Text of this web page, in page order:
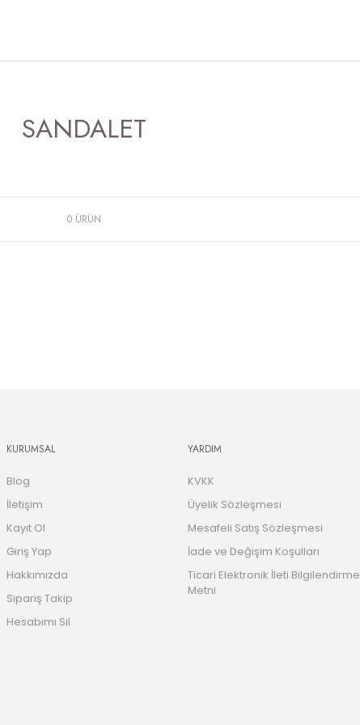
SANDALET
0 ÜRÜN
KURUMSAL
Blog
İletişim
Kayıt Ol
Giriş Yap
Hakkımızda
Sipariş Takip
Hesabımı Sil
YARDIM
KVKK
Üyelik Sözleşmesi
Mesafeli Satış Sözleşmesi
İade ve Değişim Koşulları
Ticari Elektronik İleti Bilgilendirme
Metni